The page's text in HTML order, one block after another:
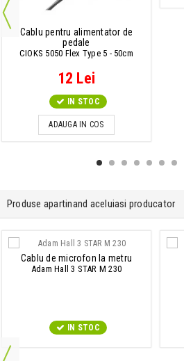
Cablu pentru alimentator de
pedale
CIOKS 5050 Flex Type 5 - 50cm
12 Lei
IN STOC
ADAUGA IN COS
Produse apartinand aceluiasi producator
Cablu de microfon la metru
Adam Hall 3 STAR M 230
IN STOC